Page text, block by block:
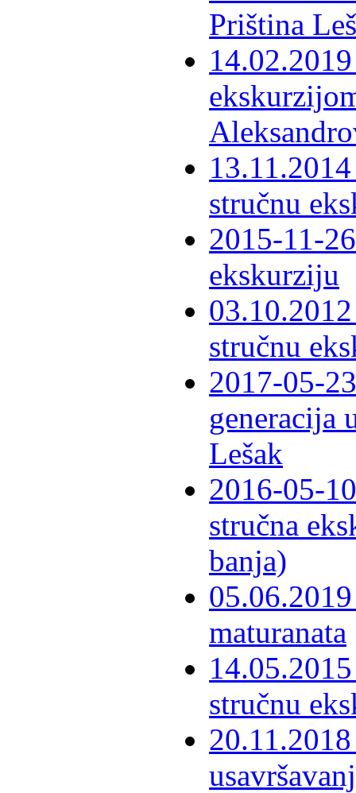
Priština
stručnu
2015-11-
ekskurziju
stručnu
2017-05-
generacija
Lešak
2016-05-
stručna
banja)
maturanata
stručnu